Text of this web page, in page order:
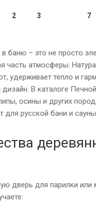
2 3 7
баню – это не просто
часть атмосферы.
удерживает тепло и
В каталоге
осины и других
для русской бани и
дверь для парилки или